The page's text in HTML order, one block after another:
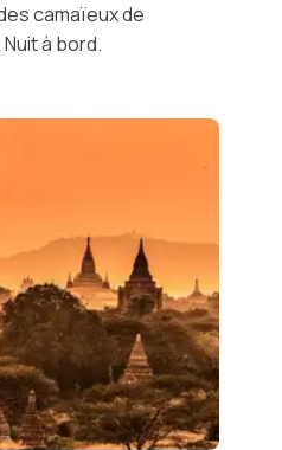
camaïeux de
à bord.